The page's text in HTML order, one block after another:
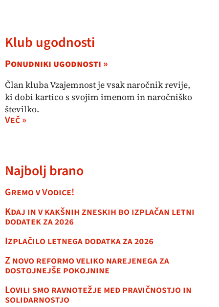
Klub ugodnosti
Ponudniki ugodnosti »
Član kluba Vzajemnost je vsak naročnik revije,
ki dobi kartico s svojim imenom in naročniško
številko.
Več »
Najbolj brano
Gremo v Vodice!
Kdaj in v kakšnih zneskih bo izplačan letni
dodatek za 2026
Izplačilo letnega dodatka za 2026
Z novo reformo veliko narejenega za
dostojnejše pokojnine
Lovili smo ravnotežje med pravičnostjo in
solidarnostjo